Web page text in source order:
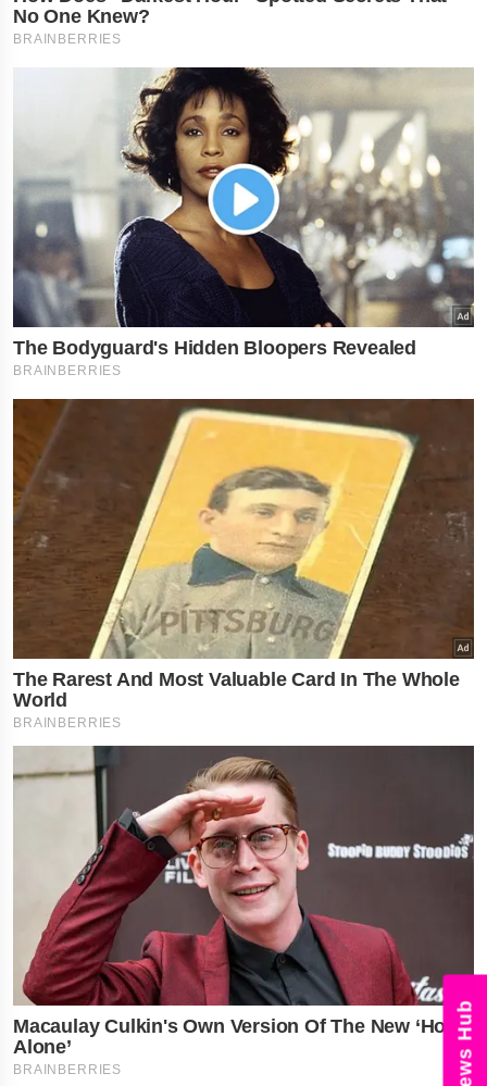
નોકરી-ધંધામાં
રાશિના લોકોને
દિવસ , જાણો તમારું